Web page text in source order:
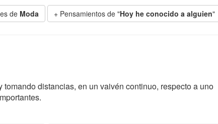
de Moda + Pensamientos de "Hoy he conocido a alguien"
distancias, en un vaivén continuo, respecto a uno